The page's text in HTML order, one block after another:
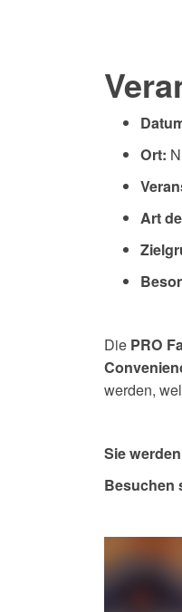
Ort:
Art
Die PRO
werden,
Sie
Besuchen